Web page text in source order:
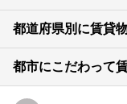
都道府県別に賃貸
都市にこだわって